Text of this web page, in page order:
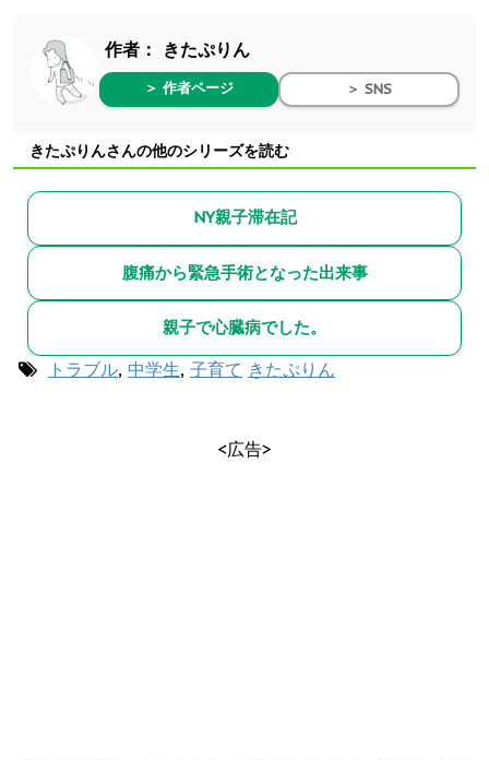
作者： きたぷりん
＞ 作者ページ ＞ SNS
きたぷりんさんの他のシリーズを読む
NY親子滞在記
腹痛から緊急手術となった出来事
親子で心臓病でした。
トラブル, 中学生, 子育て きたぷりん
<広告>